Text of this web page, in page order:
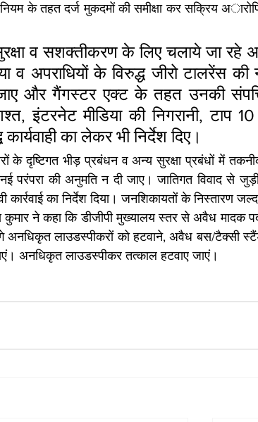
के तहत दर्ज मुकदमों की समीक्षा कर सक्रिय
व सशक्तीकरण के लिए चलाये जा रहे
व अपराधियों के विरुद्ध जीरो टालरेंस
जाए और गैंगस्टर एक्ट के तहत उनकी
इंटरनेट मीडिया की निगरानी, टाप 10
का लेकर भी निर्देश दिए।
के दृष्टिगत भीड़ प्रबंधन व अन्य सुरक्षा प्रबंधों में
परंपरा की अनुमति न दी जाए। जातिगत विवाद से
कार्रवाई का निर्देश दिया। जनशिकायतों के निस्तारण
कुमार ने कहा कि डीजीपी मुख्यालय स्तर से अवैध मादक
अनधिकृत लाउडस्पीकरों को हटवाने, अवैध बस/टैक्सी
अनधिकृत लाउडस्पीकर तत्काल हटवाए जाएं।